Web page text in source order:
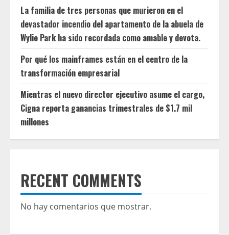
La familia de tres personas que murieron en el
devastador incendio del apartamento de la abuela de
Wylie Park ha sido recordada como amable y devota.
Por qué los mainframes están en el centro de la
transformación empresarial
Mientras el nuevo director ejecutivo asume el cargo,
Cigna reporta ganancias trimestrales de $1.7 mil
millones
RECENT COMMENTS
No hay comentarios que mostrar.